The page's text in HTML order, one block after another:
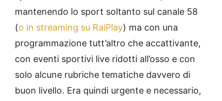
mantenendo lo sport soltanto sul canale 58
(o in streaming su RaiPlay) ma con una
programmazione tutt’altro che accattivante,
con eventi sportivi live ridotti all’osso e con
solo alcune rubriche tematiche davvero di
buon livello. Era quindi urgente e necessario,